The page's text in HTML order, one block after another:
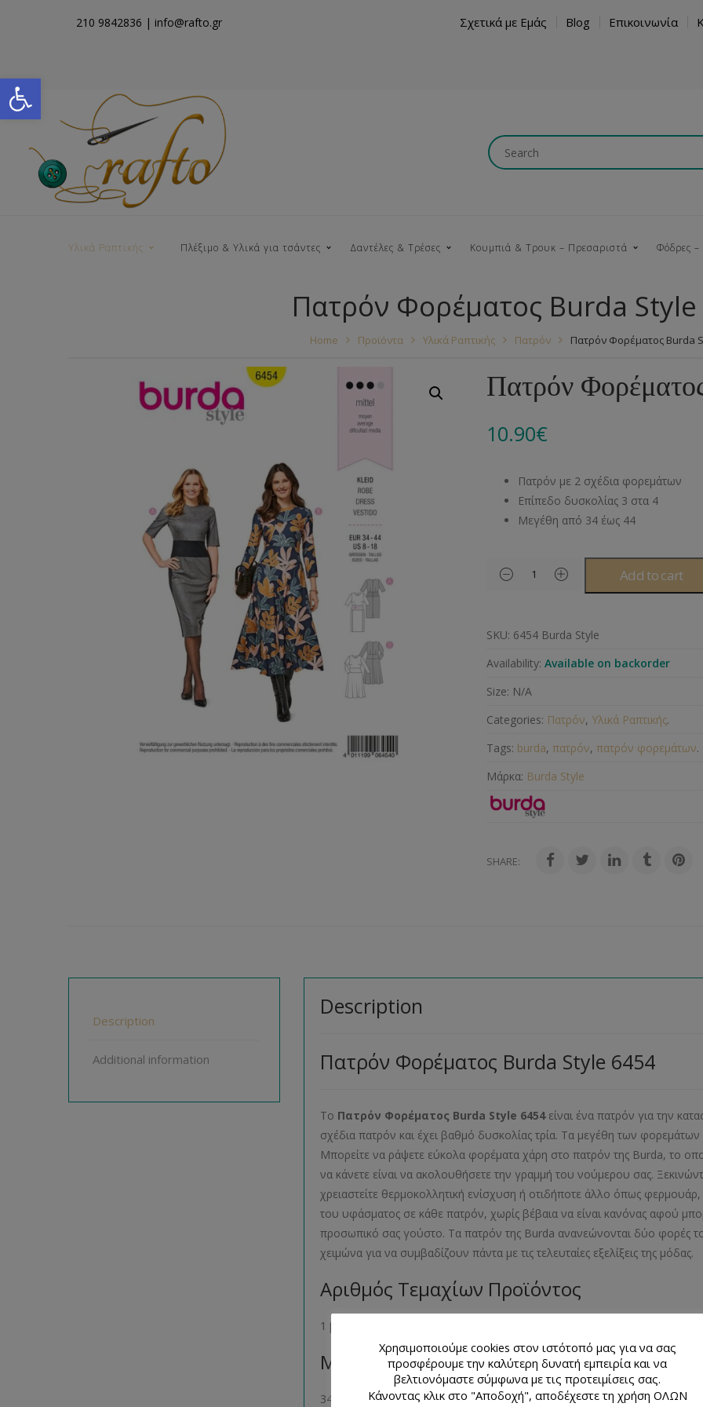
Open toolbar
210 9842836 | info@rafto.gr Σχετικά με Εμάς Blog Επικοινωνία
Υλικά Ραπτικής Πλέξιμο & Υλικά για τσάντες
Νήματα για Τσάντες Κουμπώματα
Χερούλια Τσάντας Αλυσίδες
Ιμάντες Μεταλλικά Εξαρτήματα
Νήματα
Αξεσουάρ
Δαντέλες & Τρέσες
Βαμβακερές
Μπροντερί
Ελαστικές
Κρόσια
Φυτίλια- Κορδόνια
Διάφορες Τρέσες
Κουμπιά & Τρουκ – Πρεσαριστά
Ξύλινα
Πουκαμίσου
Στρας
Μοντγκόμερι
Άλλα Υλικά
Φόδρες
Πατρόν Φορέματος Burda
Home Προϊόντα Υλικά Ραπτικής Πατρόν Πατρόν Φορέματος Burda
Πατρόν
10.90€
Πατρόν με 2 σχέδια φορεμάτων
Επίπεδο δυσκολίας 3 στα 4
Μεγέθη από 34 έως 44
Add to cart
SKU: 6454 Burda Style
Availability: Available on backorder
Size: N/A
Categories: Πατρόν, Υλικά Ραπτικής.
Tags: burda,πατρόν,πατρόν φορεμάτων.
Μάρκα: Burda Style
SHARE:
Description
Additional information
Description
Πατρόν Φορέματος Burda Style 6454
Το Πατρόν Φορέματος Burda Style 6454είναι ένα πατρόν για την
σχέδια πατρόν και έχει βαθμό δυσκολίας τρία. Τα μεγέθη των
Μπορείτε να ράψετε εύκολα φορέματα χάρη στο πατρόν της Burda, το
να κάνετε είναι να ακολουθήσετε την γραμμή του νούμερου σας.
χρειαστείτε θερμοκολλητική ενίσχυση ή οτιδήποτε άλλο όπως
του υφάσματος σε κάθε πατρόν, χωρίς βέβαια να είναι κανόνας αφού
προσωπικό σας γούστο. Τα πατρόν της Burda ανανεώνονται δύο φορές
χειμώνα για να συμβαδίζουν πάντα με τις τελευταίες εξελίξεις της
Αριθμός Τεμαχίων Προϊόντος
1 βιβλιαράκι με 2 σχέδια πατρόν
Μέγεθος Προϊόντος
34- 36- 38- 40- 42- 44
Χρησιμοποιούμε cookies στον ιστότοπό μας για να σας
προσφέρουμε την καλύτερη δυνατή εμπειρία και να
βελτιονόμαστε σύμφωνα με τις προτειμίσεις σας.
Κάνοντας κλικ στο "Αποδοχή", αποδέχεστε τη χρήση ΟΛΩΝ